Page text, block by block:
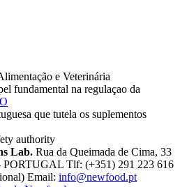
fundamental na regulaçao da
que tutela os suplementos
Lab. Rua da Queimada de Cima, 33
PORTUGAL Tlf: (+351) 291 223 616
Email: info@newfood.pt